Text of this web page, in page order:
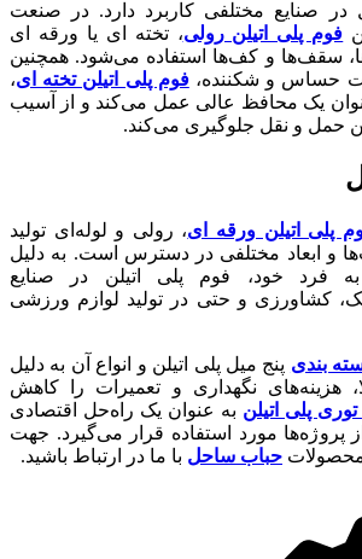
اتیلن 5 میل در صنایع مختلفی کاربرد دارد. در صنعت
فوم پلی اتیلن رولی، تخته ای یا ورقه ای
سقف‌ها و کف‌ها استفاده می‌شود. همچنین
حساس و شکننده،فوم پلی اتیلن تخته ای،
یک محافظ عالی عمل می‌کند و از آسیب
حمل و نقل جلوگیری می‌کند.
پلی اتیلن ورقه‌ ای، رولی و لوله‌ای تولید
و ابعاد مختلفی در دسترس است. به دلیل
فرد خود، فوم پلی اتیلن در صنایع
کشاورزی و حتی در تولید لوازم ورزشی
بندی پنج میل پلی اتیلن و انواع آن به دلیل
هزینه‌های نگهداری و تعمیرات را کاهش
پلی اتیلن به عنوان یک راه‌حل اقتصادی
پروژه‌ها مورد استفاده قرار می‌گیرد. جهت
محصولات حباب ساحل با ما در ارتباط باشید.